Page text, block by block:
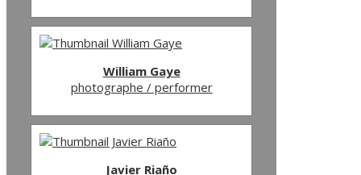
William Gaye
photographe / performer
Javier Riaño